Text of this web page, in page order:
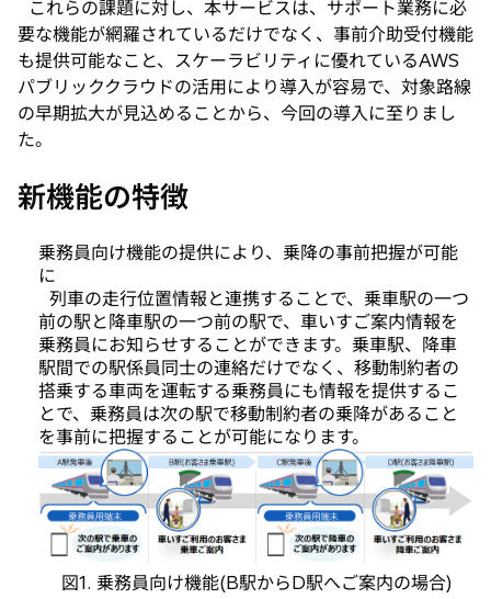
これらの課題に対し、本サービスは、サポート業務に必
要な機能が網羅されているだけでなく、事前介助受付機能
も提供可能なこと、スケーラビリティに優れているAWS
パブリッククラウドの活用により導入が容易で、対象路線
の早期拡大が見込めることから、今回の導入に至りまし
た。
新機能の特徴
乗務員向け機能の提供により、乗降の事前把握が可能
に
列車の走行位置情報と連携することで、乗車駅の一つ
前の駅と降車駅の一つ前の駅で、車いすご案内情報を
乗務員にお知らせすることができます。乗車駅、降車
駅間での駅係員同士の連絡だけでなく、移動制約者の
搭乗する車両を運転する乗務員にも情報を提供するこ
とで、乗務員は次の駅で移動制約者の乗降があること
を事前に把握することが可能になります。
図1. 乗務員向け機能(B駅からD駅へご案内の場合)